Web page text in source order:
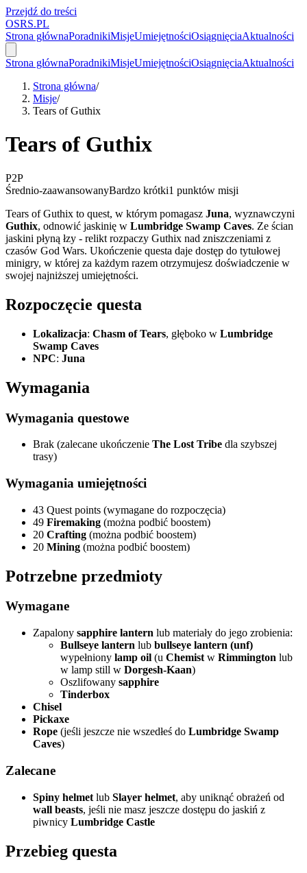
Przejdź do treści
OSRS.PL
Strona głównaPoradnikiMisjeUmiejętnościOsiągnięciaAktualności
Strona głównaPoradnikiMisjeUmiejętnościOsiągnięciaAktualności
Strona główna/
Misje/
Tears of Guthix
Tears of Guthix
P2P
Średnio-zaawansowanyBardzo krótki1 punktów misji
Tears of Guthix to quest, w którym pomagasz Juna, wyznawczyni
Guthix, odnowić jaskinię w Lumbridge Swamp Caves. Ze ścian
jaskini płyną łzy - relikt rozpaczy Guthix nad zniszczeniami z
czasów God Wars. Ukończenie questa daje dostęp do tytułowej
minigry, w której za każdym razem otrzymujesz doświadczenie w
swojej najniższej umiejętności.
Rozpoczęcie questa
Lokalizacja: Chasm of Tears, głęboko w Lumbridge
Swamp Caves
NPC: Juna
Wymagania
Wymagania questowe
Brak (zalecane ukończenie The Lost Tribe dla szybszej
trasy)
Wymagania umiejętności
43 Quest points (wymagane do rozpoczęcia)
49 Firemaking (można podbić boostem)
20 Crafting (można podbić boostem)
20 Mining (można podbić boostem)
Potrzebne przedmioty
Wymagane
Zapalony sapphire lantern lub materiały do jego zrobienia:
Bullseye lantern lub bullseye lantern (unf)
wypełniony lamp oil (u Chemist w Rimmington lub
w lamp still w Dorgesh-Kaan)
Oszlifowany sapphire
Tinderbox
Chisel
Pickaxe
Rope (jeśli jeszcze nie wszedłeś do Lumbridge Swamp
Caves)
Zalecane
Spiny helmet lub Slayer helmet, aby uniknąć obrażeń od
wall beasts, jeśli nie masz jeszcze dostępu do jaskiń z
piwnicy Lumbridge Castle
Przebieg questa